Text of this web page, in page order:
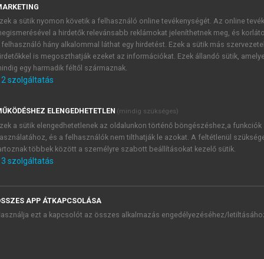
gyógyszerforma
távoltartására
ritkább injekciózás szükséges
kezelésére
kezelésére
hatóanyagot tartalmazhat
a sütik nyomon követik a felhasználó online tevékenységét. Az online
a hirdetők relevánsabb reklámokat jeleníthetnek meg, és
felhasználó hány alkalommal láthat egy hirdetést. Ezek a sütik más
is megoszthatják ezeket az információkat. Ezek állandó sütik,
egy harmadik féltől származnak.
2 szolgáltatás
ELENGEDHETETLEN (mindig szükséges)
a sütik elengedhetetlenek az oldalunkon történő böngészéshez,a funkciók
és a felhasználók nem tilthatják le azokat. A feltétlenül
többek között a személyre szabott beállításokat kezelő sütik.
3 szolgáltatás
APP ÁTKAPCSOLÁSA
ezt a kapcsolót az összes alkalmazás engedélyezéséhez/